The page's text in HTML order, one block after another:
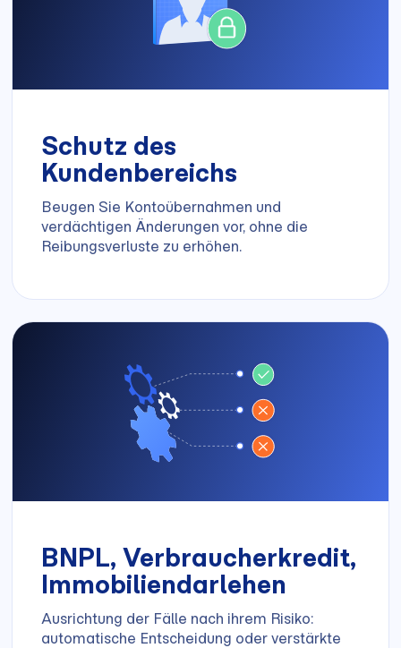
Schutz des
Kundenbereichs
Beugen Sie Kontoübernahmen und
verdächtigen Änderungen vor, ohne die
Reibungsverluste zu erhöhen.
BNPL, Verbraucherkredit,
Immobiliendarlehen
Ausrichtung der Fälle nach ihrem Risiko:
automatische Entscheidung oder verstärkte